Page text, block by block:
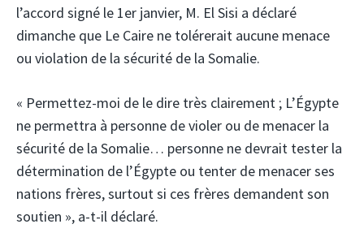
l’accord signé le 1er janvier, M. El Sisi a déclaré
dimanche que Le Caire ne tolérerait aucune menace
ou violation de la sécurité de la Somalie.
« Permettez-moi de le dire très clairement ; L’Égypte
ne permettra à personne de violer ou de menacer la
sécurité de la Somalie… personne ne devrait tester la
détermination de l’Égypte ou tenter de menacer ses
nations frères, surtout si ces frères demandent son
soutien », a-t-il déclaré.